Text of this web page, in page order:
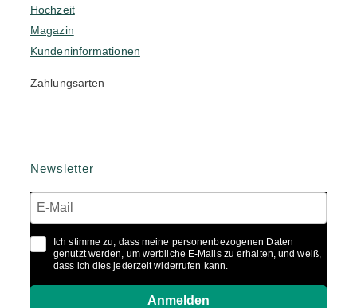
Hochzeit
Magazin
Kundeninformationen
Zahlungsarten
Newsletter
Ich stimme zu, dass meine personenbezogenen Daten
genutzt werden, um werbliche E-Mails zu erhalten, und weiß,
dass ich dies jederzeit widerrufen kann.
Anmelden